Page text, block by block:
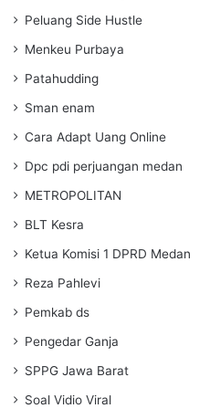
Peluang Side Hustle
Menkeu Purbaya
Patahudding
Sman enam
Cara Adapt Uang Online
Dpc pdi perjuangan medan
METROPOLITAN
BLT Kesra
Ketua Komisi 1 DPRD Medan
Reza Pahlevi
Pemkab ds
Pengedar Ganja
SPPG Jawa Barat
Soal Vidio Viral